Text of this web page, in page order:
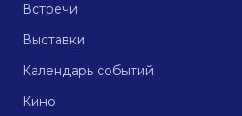
Встречи
Выставки
Календарь событий
Кино